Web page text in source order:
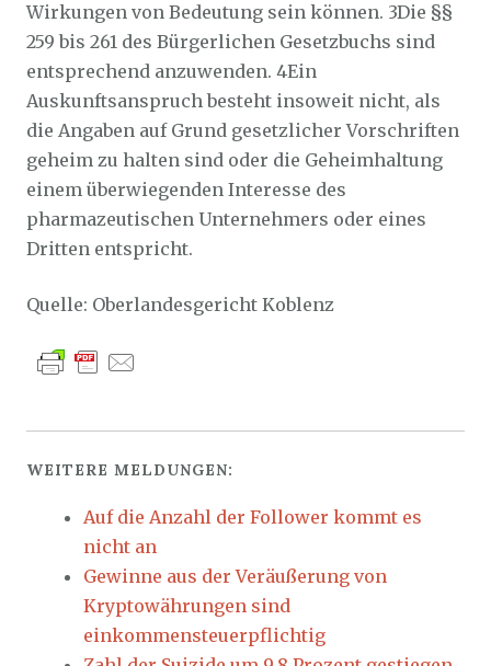
Wirkungen von Bedeutung sein können. 3Die §§
259 bis 261 des Bürgerlichen Gesetzbuchs sind
entsprechend anzuwenden. 4Ein
Auskunftsanspruch besteht insoweit nicht, als
die Angaben auf Grund gesetzlicher Vorschriften
geheim zu halten sind oder die Geheimhaltung
einem überwiegenden Interesse des
pharmazeutischen Unternehmers oder eines
Dritten entspricht.
Quelle: Oberlandesgericht Koblenz
WEITERE MELDUNGEN:
Auf die Anzahl der Follower kommt es
nicht an
Gewinne aus der Veräußerung von
Kryptowährungen sind
einkommensteuerpflichtig